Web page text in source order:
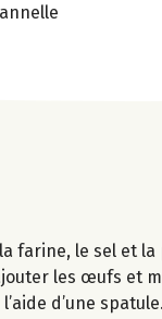
farine, le sel et la
les œufs et
d’une